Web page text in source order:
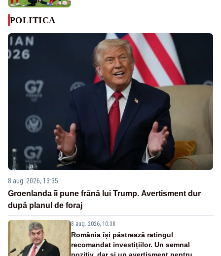
POLITICA
8 aug. 2026, 13:35
Groenlanda îi pune frână lui Trump. Avertisment dur
după planul de foraj
8 aug. 2026, 10:38
România își păstrează ratingul
recomandat investițiilor. Un semnal